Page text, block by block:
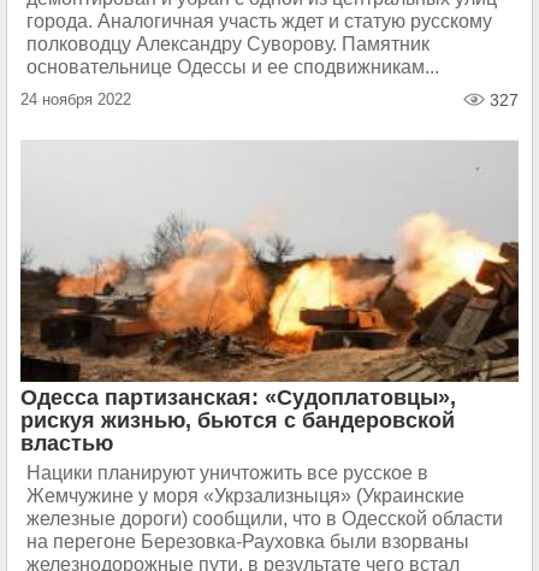
города. Аналогичная участь ждет и статую русскому
полководцу Александру Суворову. Памятник
основательнице Одессы и ее сподвижникам...
24 ноября 2022 327
Одесса партизанская: «Судоплатовцы»,
рискуя жизнью, бьются с бандеровской
властью
Нацики планируют уничтожить все русское в
Жемчужине у моря «Укрзализныця» (Украинские
железные дороги) сообщили, что в Одесской области
на перегоне Березовка-Рауховка были взорваны
железнодорожные пути, в результате чего встал